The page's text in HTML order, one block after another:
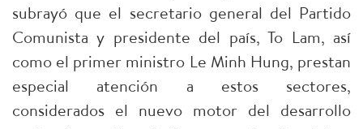
subrayó que el secretario general del Partido
Comunista y presidente del país, To Lam, así
como el primer ministro Le Minh Hung, prestan
especial atención a estos sectores,
considerados el nuevo motor del desarrollo